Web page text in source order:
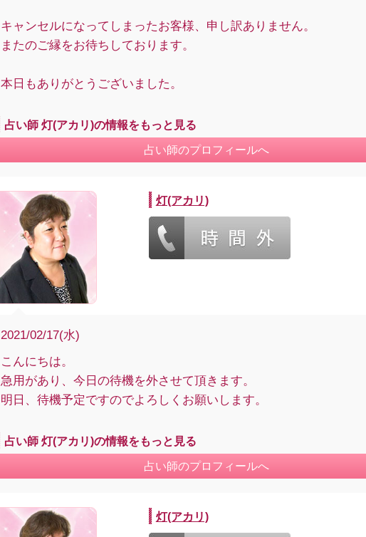
キャンセルになってしまったお客様、申し訳ありません。
またのご縁をお待ちしております。
本日もありがとうございました。
占い師 灯(アカリ)の情報をもっと見る
占い師のプロフィールへ
灯(アカリ)
2021/02/17(水)
こんにちは。
急用があり、今日の待機を外させて頂きます。
明日、待機予定ですのでよろしくお願いします。
占い師 灯(アカリ)の情報をもっと見る
占い師のプロフィールへ
灯(アカリ)